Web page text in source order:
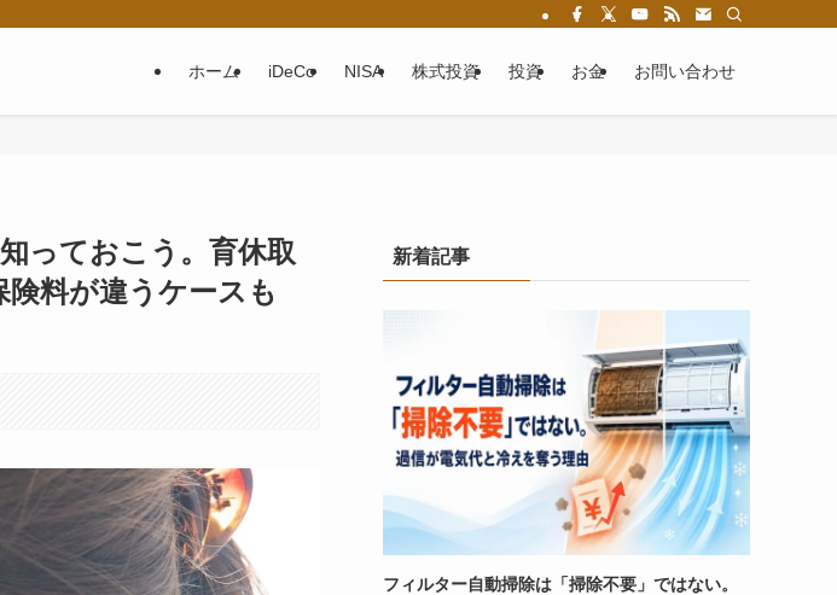
ホーム iDeCo NISA 株式投資 投資 お金 お問い合わせ
っておこう。育休取
料が違うケースも
新着記事
フィルター自動掃除は「掃除不要」ではない。